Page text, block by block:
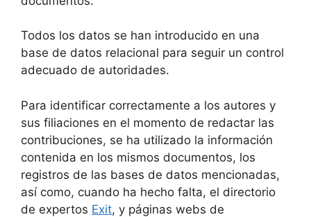
Todos los datos se han introducido en una
base de datos relacional para seguir un control
adecuado de autoridades.
Para identificar correctamente a los autores y
sus filiaciones en el momento de redactar las
contribuciones, se ha utilizado la información
contenida en los mismos documentos, los
registros de las bases de datos mencionadas,
así como, cuando ha hecho falta, el directorio
de expertos Exit, y páginas webs de